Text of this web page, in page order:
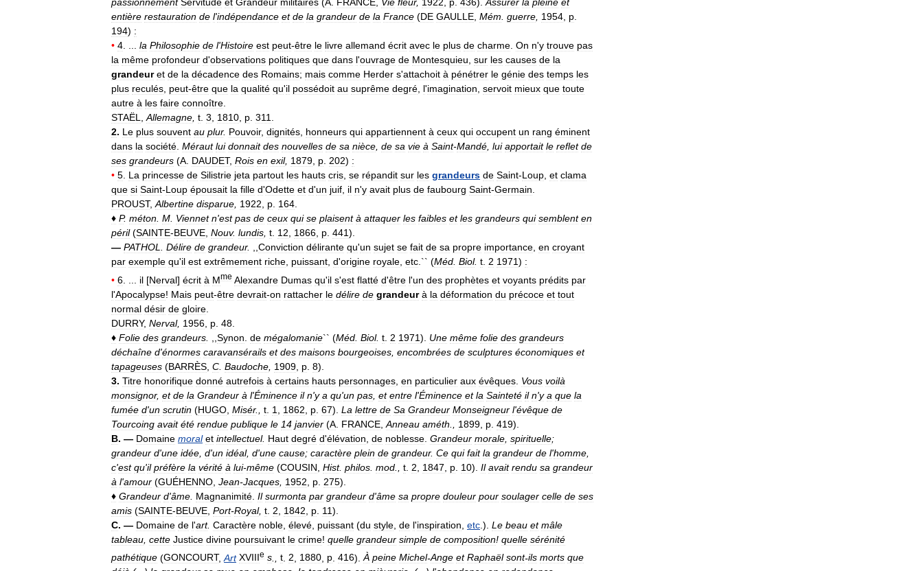
entière restauration de l'indépendance et de la grandeur de la France (DE GAULLE Mém guerre 1954 p
194) :
• 4 la Philosophie de l'Histoire est peut-être le livre allemand écrit avec le plus de charme On n'y trouve pas
la même profondeur d'observations politiques que dans l'ouvrage de Montesquieu sur les causes de la
grandeur et de la décadence des Romains; mais comme Herder s'attachoit à pénétrer le génie des temps les
plus reculés peut-être que la qualité qu'il possédoit au suprême degré l'imagination servoit mieux que toute
autre à les faire connoître
STAËL
Allemagne t 3 1810 p 311
2. Le plus souvent au plur. Pouvoir, dignités honneurs qui appartiennent à ceux qui occupent un rang éminent
dans la société Méraut lui donnait des nouvelles de sa nièce de sa vie à Saint-Mandé lui apportait le reflet de
ses grandeurs (A DAUDET, Rois en exil, 1879 p 202) :
• 5 La princesse de Silistrie jeta partout les hauts cris se répandit sur les grandeurs de Saint-Loup et clama
que si Saint-Loup épousait la fille d'Odette et d'un juif il n'y avait plus de faubourg Saint-Germain
PROUST, Albertine disparue 1922 p 164
♦ P. méton M Viennet n'est pas de ceux qui se plaisent à attaquer les faibles et les grandeurs qui semblent en
péril (SAINTE-BEUVE Nouv. lundis t 12 1866 p 441).
— PATHOL Délire de grandeur. Conviction délirante qu'un sujet se fait de sa propre importance en croyant
par exemple qu'il est extrêmement riche puissant d'origine royale etc .`` (Méd Biol. t 2 1971) :
• 6 il [Nerval] écrit à Mme Alexandre Dumas qu'il s'est flatté d'être l'un des prophètes et voyants prédits par
l'Apocalypse! Mais peut-être devrait-on rattacher le délire de grandeur à la déformation du précoce et tout
normal désir de gloire
DURRY, Nerval, 1956 p 48
♦ Folie des grandeurs Synon de mégalomanie`` (Méd Biol. t 2 1971). Une même folie des grandeurs
déchaîne d'énormes caravansérails et des maisons bourgeoises encombrées de sculptures économiques et
tapageuses (BARRÈS C Baudoche 1909 p 8).
3. Titre honorifique donné autrefois à certains hauts personnages en particulier aux évêques Vous voilà
monsignor, et de la Grandeur à l'Éminence il n'y a qu'un pas et entre l'Éminence et la Sainteté il n'y a que la
fumée d'un scrutin (HUGO Misér., t 1 1862 p 67). La lettre de Sa Grandeur Monseigneur l'évêque de
Tourcoing avait été rendue publique le 14 janvier (A FRANCE Anneau améth 1899 p 419).
B. — Domaine moral et intellectuel. Haut degré d'élévation de noblesse Grandeur morale spirituelle;
grandeur d'une idée d'un idéal, d'une cause; caractère plein de grandeur. Ce qui fait la grandeur de l'homme
c'est qu'il préfère la vérité à lui-même (COUSIN Hist. philos mod t 2 1847 p 10). Il avait rendu sa grandeur
à l'amour (GUÉHENNO Jean-Jacques 1952 p 275).
♦ Grandeur d'âme Magnanimité Il surmonta par grandeur d'âme sa propre douleur pour soulager celle de ses
amis (SAINTE-BEUVE Port-Royal, t 2 1842 p 11).
C. — Domaine de l'art. Caractère noble élevé puissant (du style de l'inspiration etc .). Le beau et mâle
tableau cette Justice divine poursuivant le crime! quelle grandeur simple de composition! quelle sérénité
pathétique (GONCOURT, Art XVIIIe s t 2 1880 p 416).À peine Michel-Ange et Raphaël sont-ils morts que